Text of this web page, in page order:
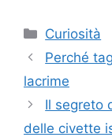
Categorie
Curiosità
Perché
lacrime
Il segreto
delle civette